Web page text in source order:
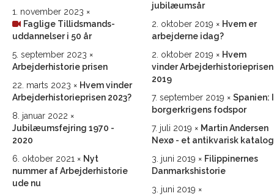
1. november 2023
Faglige Tillidsmands­
uddannelser i 50 år
5. september 2023
Arbejderhistorie prisen
22. marts 2023
Hvem vinder
Arbejderhistorie­prisen 2023?
8. januar 2022
Jubilæumsfejring 1970 -
2020
6. oktober 2021
Nyt
nummer af Arbejderhistorie
ude nu
jubilæumsår
2. oktober 2019
Hvem er
arbejderne idag?
2. oktober 2019
Hvem
vinder Arbejderhistorieprisen
2019
7. september 2019
Spanien: I
borgerkrigens fodspor
7. juli 2019
Martin Andersen
Nexø - et antikvarisk katalog
3. juni 2019
Filippinernes
Danmarkshistorie
3. juni 2019